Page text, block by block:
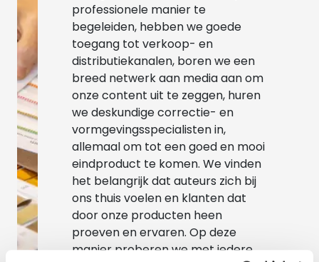
professionele manier te
begeleiden, hebben we goede
toegang tot verkoop- en
distributiekanalen, boren we een
breed netwerk aan media aan om
onze content uit te zeggen, huren
we deskundige correctie- en
vormgevingsspecialisten in,
allemaal om tot een goed en mooi
eindproduct te komen. We vinden
het belangrijk dat auteurs zich bij
ons thuis voelen en klanten dat
door onze producten heen
proeven en ervaren. Op deze
manier proberen we met iedere